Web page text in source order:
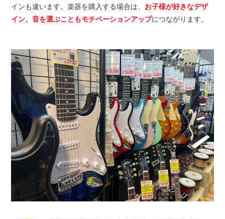
インも違います。楽器を購入する場合は、 お子様が好きなデザ
イン、音を選ぶこともモチベーションアップにつながります。